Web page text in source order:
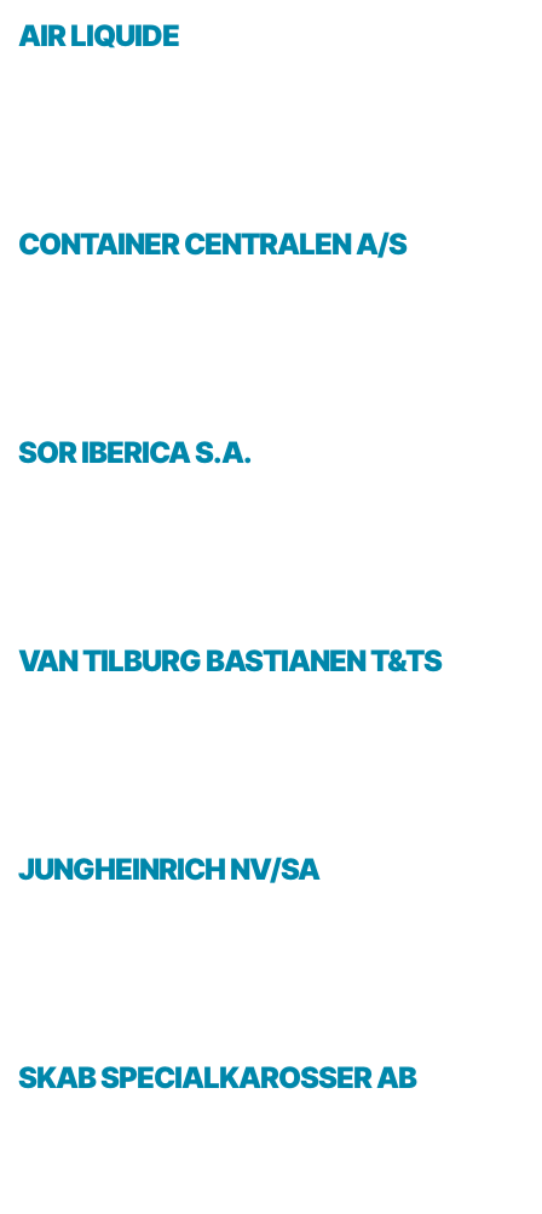
AIR LIQUIDE
CONTAINER CENTRALEN A/S
SOR IBERICA S.A.
VAN TILBURG BASTIANEN T&TS
JUNGHEINRICH NV/SA
SKAB SPECIALKAROSSER AB